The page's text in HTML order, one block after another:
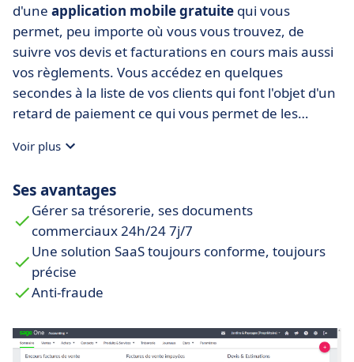
d'une application mobile gratuite qui vous
permet, peu importe où vous vous trouvez, de
suivre vos devis et facturations en cours mais aussi
vos règlements. Vous accédez en quelques
secondes à la liste de vos clients qui font l'objet d'un
retard de paiement ce qui vous permet de les
immédiat sur votre trésorerie car elle augmente
clients.
Voir plus
Ses avantages
Gérer sa trésorerie, ses documents
commerciaux 24h/24 7j/7
Une solution SaaS toujours conforme, toujours
précise
Anti-fraude